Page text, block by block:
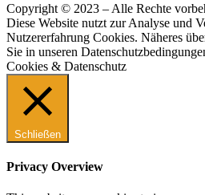
Copyright © 2023 – Alle Rechte
Diese Website nutzt zur Analyse und
Nutzererfahrung Cookies. Näheres
Sie in unseren
Cookies & Datenschutz
Schließen
Privacy Overview